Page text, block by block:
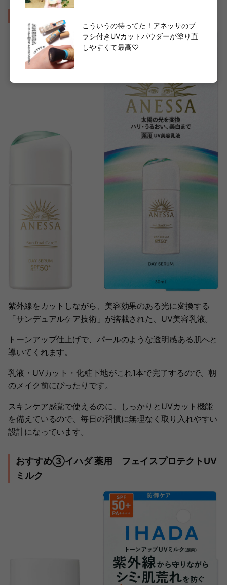
おすすめ②アネッサ デイセラム N
紫外線をカットしながら、美容効果のある光に変換する
「サンデュアルケア技術」が搭載された、UV美容乳液。
トーンアップ仕上げで、パールのような透明感ある肌へと
導いてくれます。
乳液・UVカット・化粧下地がこれ1本で完了するので、朝
のメイク前にぴったりです。
スキンケア感覚で使えるのに、しっかりとUVカット機能
を備えているので、毎日の習慣に無理なく取り入れやすい
設計になっています。
おすすめ③イハダ 薬用 フェイスプロテクトUV
ミルク
こういうの待ってた！アネッサのブ
ラシ付きUVカットパウダーが塗り直
しやすくて最高♡